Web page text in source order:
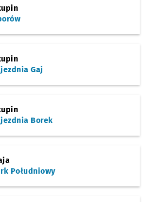
Gaj
Borek
Południowy